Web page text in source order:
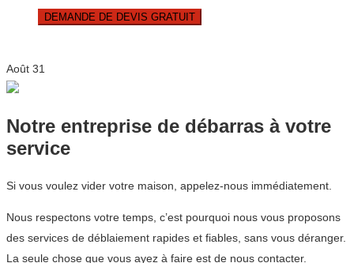
DEMANDE DE DEVIS GRATUIT
Août 31
Notre entreprise de débarras à votre
service
Si vous voulez vider votre maison, appelez-nous immédiatement.
Nous respectons votre temps, c’est pourquoi nous vous proposons
des services de déblaiement rapides et fiables, sans vous déranger.
La seule chose que vous ayez à faire est de nous contacter.